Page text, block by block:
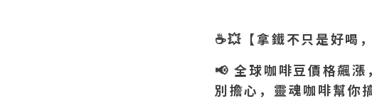
☕️💥 【拿鐵不只是好
📢全球咖啡豆價格飆漲
別擔心，靈魂咖啡幫你